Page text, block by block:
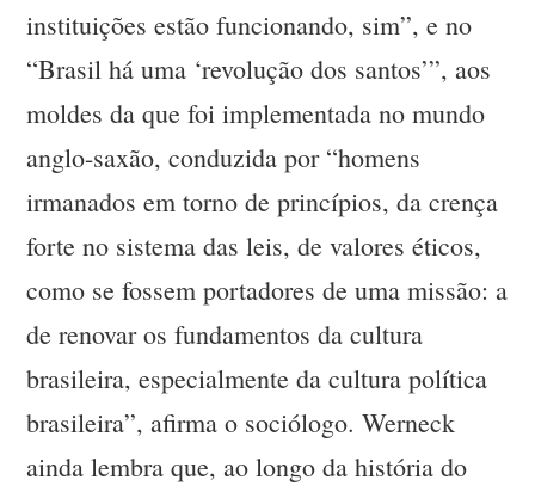
instituições estão funcionando, sim”, e no
“Brasil há uma ‘revolução dos santos’”, aos
moldes da que foi implementada no mundo
anglo-saxão, conduzida por “homens
irmanados em torno de princípios, da crença
forte no sistema das leis, de valores éticos,
como se fossem portadores de uma missão: a
de renovar os fundamentos da cultura
brasileira, especialmente da cultura política
brasileira”, afirma o sociólogo. Werneck
ainda lembra que, ao longo da história do